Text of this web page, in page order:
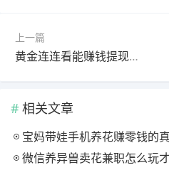
上一篇
黄金连连看能赚钱提现是真的吗？靠谱吗？
相关文章
宝妈带娃手机养花赚零钱的
微信养异兽卖花兼职怎么玩